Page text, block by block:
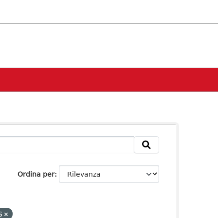
Ordina per